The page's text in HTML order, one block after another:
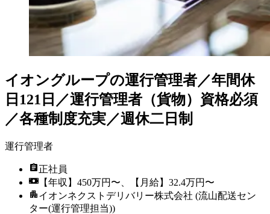
イオングループの運行管理者／年間休
日121日／運行管理者（貨物）資格必須
／各種制度充実／週休二日制
運行管理者
正社員
【年収】450万円〜、【月給】32.4万円〜
イオンネクストデリバリー株式会社 (流山配送セン
ター(運行管理担当))